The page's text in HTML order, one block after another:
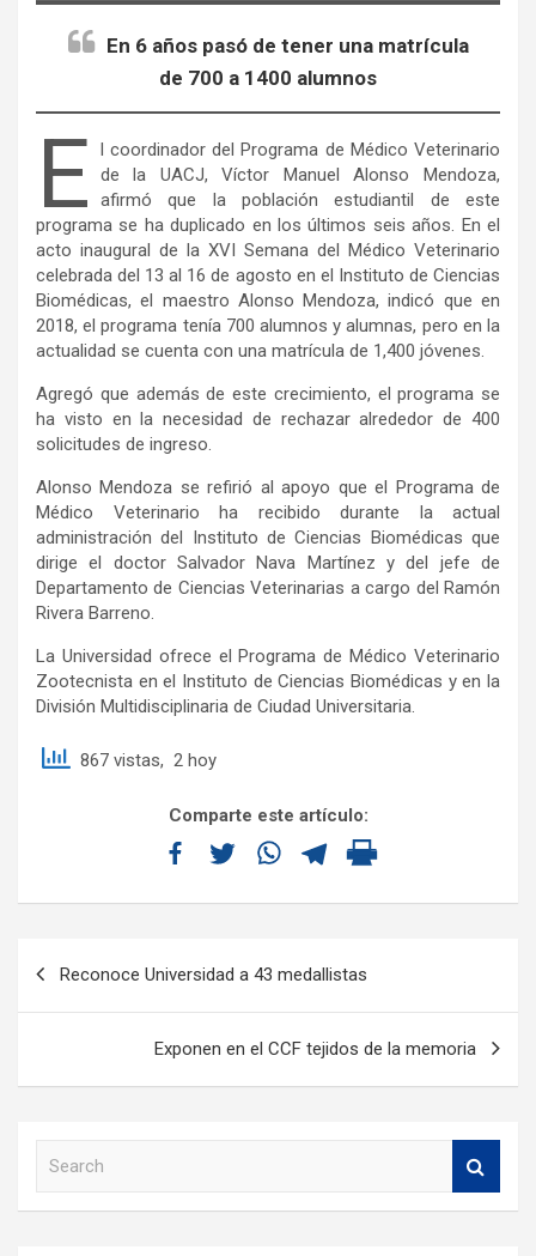
En 6 años pasó de tener una matrícula
de 700 a 1400 alumnos
E
l coordinador del Programa de Médico Veterinario
de la UACJ, Víctor Manuel Alonso Mendoza,
afirmó que la población estudiantil de este
programa se ha duplicado en los últimos seis años. En el
acto inaugural de la XVI Semana del Médico Veterinario
celebrada del 13 al 16 de agosto en el Instituto de Ciencias
Biomédicas, el maestro Alonso Mendoza, indicó que en
2018, el programa tenía 700 alumnos y alumnas, pero en la
actualidad se cuenta con una matrícula de 1,400 jóvenes.
Agregó que además de este crecimiento, el programa se
ha visto en la necesidad de rechazar alrededor de 400
solicitudes de ingreso.
Alonso Mendoza se refirió al apoyo que el Programa de
Médico Veterinario ha recibido durante la actual
administración del Instituto de Ciencias Biomédicas que
dirige el doctor Salvador Nava Martínez y del jefe de
Departamento de Ciencias Veterinarias a cargo del Ramón
Rivera Barreno.
La Universidad ofrece el Programa de Médico Veterinario
Zootecnista en el Instituto de Ciencias Biomédicas y en la
División Multidisciplinaria de Ciudad Universitaria.
867 vistas, 2 hoy
Comparte este artículo:
Reconoce Universidad a 43 medallistas
Exponen en el CCF tejidos de la memoria